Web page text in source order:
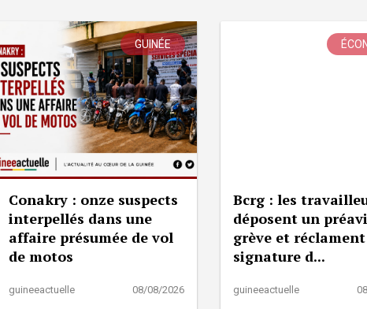
GUINÉE
Conakry : onze suspects
interpellés dans une
affaire présumée de vol
de motos
guineeactuelle 08/08/2026
Bcrg : les
déposent un
grève et
signature d...
guineeactuelle